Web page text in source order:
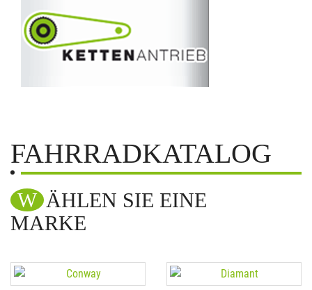
FAHRRADKATALOG
WÄHLEN SIE EINE
MARKE